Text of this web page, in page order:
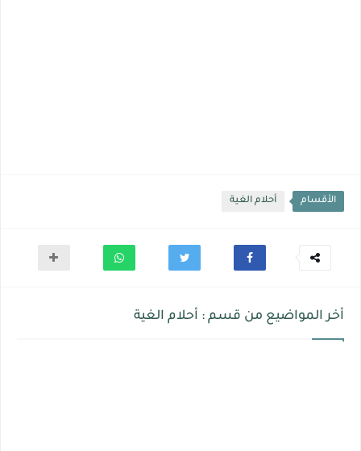
الأقسام أحلام الغية
أخر المواضيع من قسم : أحلام الغية